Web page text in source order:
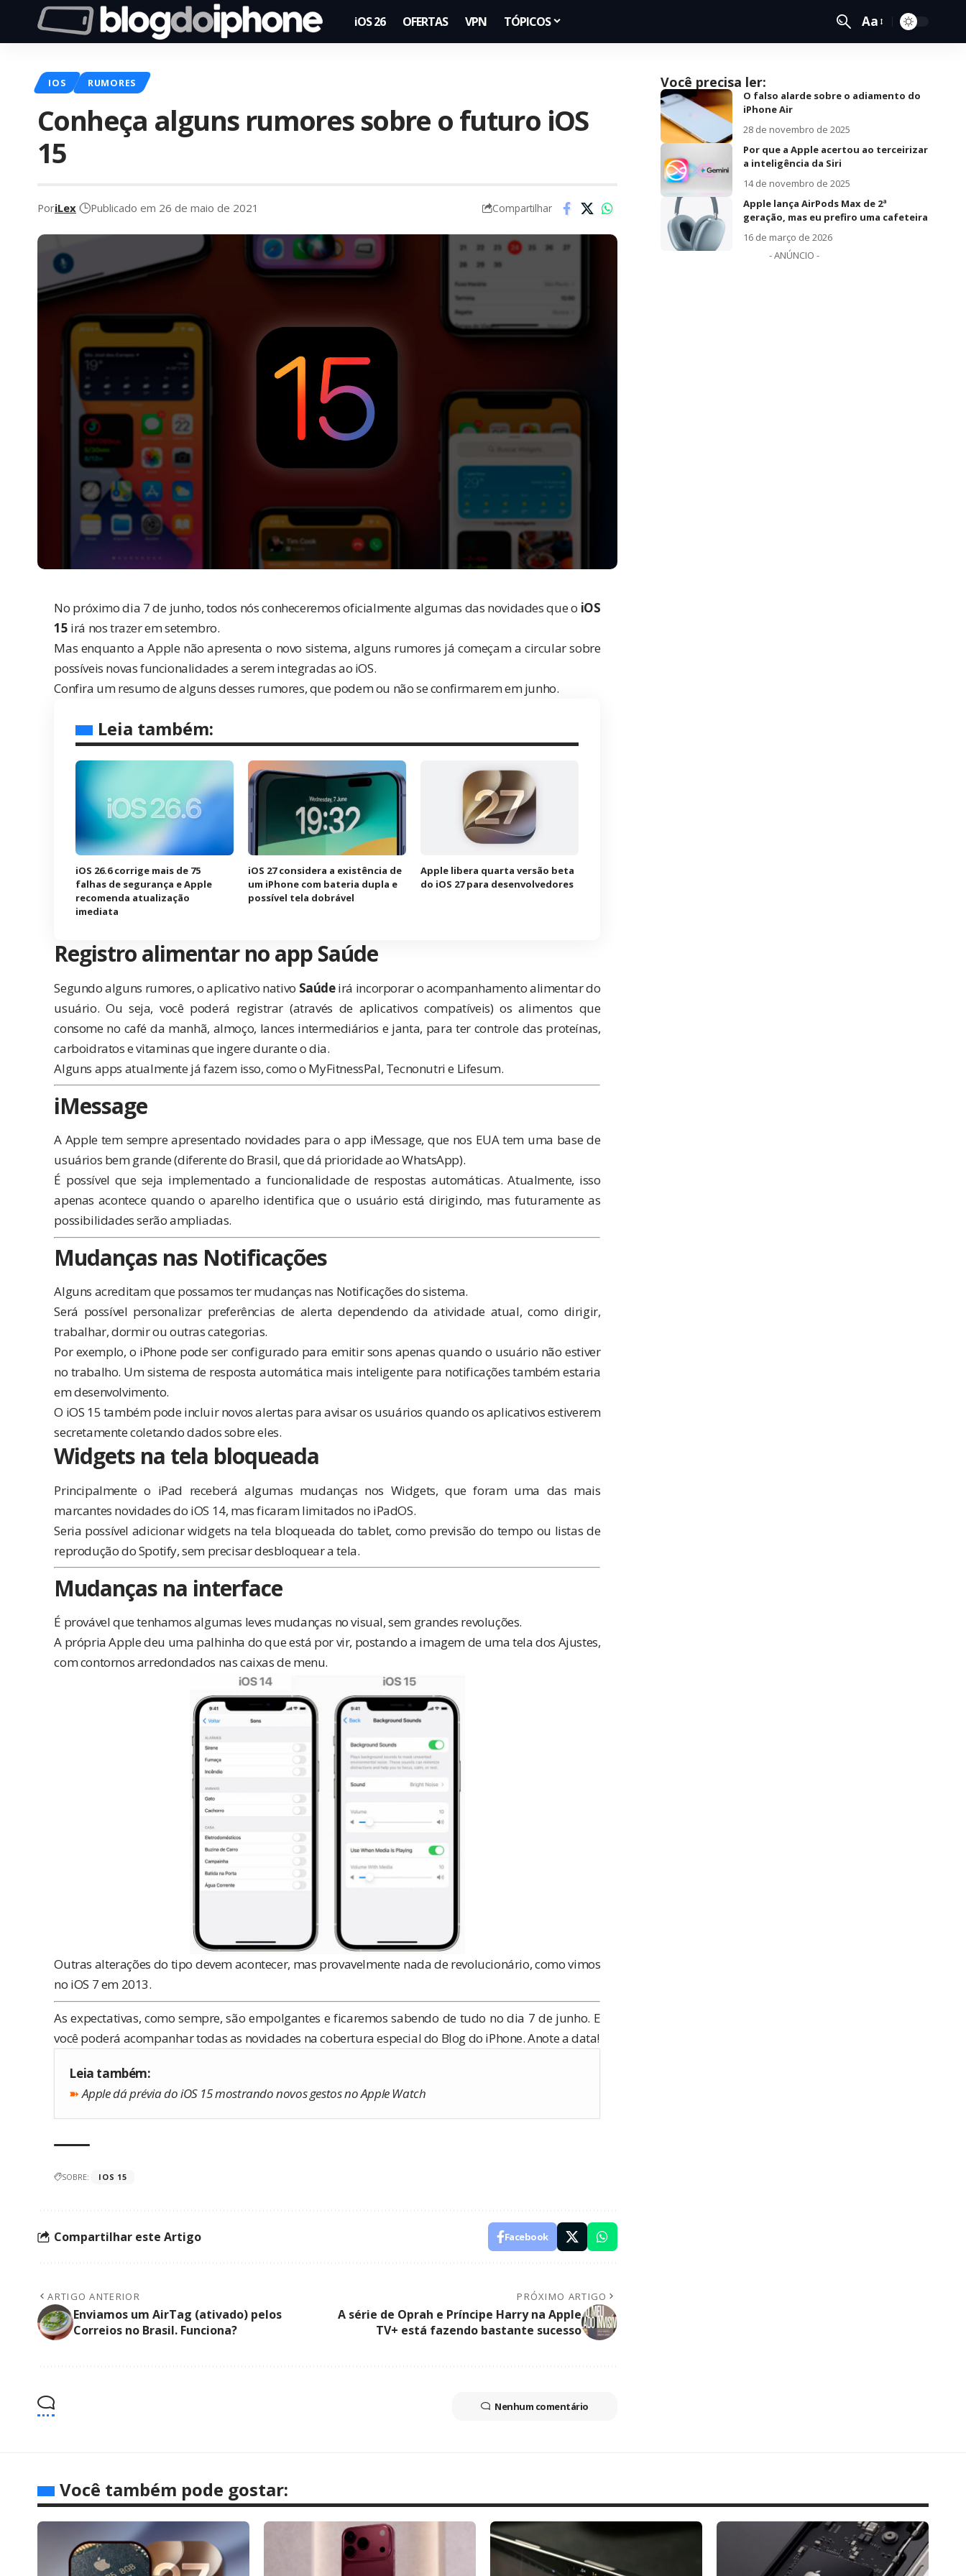
iOS 26 OFERTAS VPN TÓPICOS Aa
IOS RUMORES
Conheça alguns rumores sobre o futuro iOS
15
PoriLex Publicado em 26 de maio de 2021 Compartilhar
No próximo dia 7 de junho, todos nós conheceremos oficialmente algumas das novidades que o iOS
15 irá nos trazer em setembro.
Mas enquanto aApple não apresenta o novo sistema, alguns rumores já começam a circular sobre
possíveis novas funcionalidades a serem integradas ao iOS.
Confira um resumo de alguns desses rumores, que podem ou não se confirmarem em junho.
Leia também:
iOS 26.6 corrige mais de 75
falhas de segurança e Apple
recomenda atualização
imediata
iOS 27 considera a existência de
um iPhone com bateria dupla e
possível tela dobrável
Apple libera quarta versão beta
do iOS 27 para desenvolvedores
Registro alimentar no app Saúde
Segundo alguns rumores, o aplicativo nativo Saúdeirá incorporar o acompanhamento alimentar do
usuário. Ou seja, você poderá registrar (através de aplicativos compatíveis) os alimentos que
consome no café da manhã, almoço, lances intermediários e janta, para ter controle das proteínas,
carboidratos e vitaminas que ingere durante o dia.
Alguns apps atualmente já fazem isso, como o MyFitnessPal, Tecnonutrie Lifesum.
iMessage
A Apple tem sempre apresentado novidades para o app iMessage, que nos EUA tem uma base de
usuários bem grande (diferente do Brasil, que dá prioridade ao WhatsApp).
É possível que seja implementado a funcionalidade de respostas automáticas. Atualmente, isso
apenas acontece quando o aparelho identifica que o usuário está dirigindo, mas futuramente as
possibilidades serão ampliadas.
Mudanças nas Notificações
Alguns acreditam que possamos ter mudanças nas Notificações do sistema.
Será possível personalizar preferências de alerta dependendo da atividade atual, como dirigir,
trabalhar, dormir ou outras categorias.
Por exemplo, o iPhone pode ser configurado para emitir sons apenas quando o usuário não estiver
no trabalho. Um sistema de resposta automática mais inteligente para notificações também estaria
em desenvolvimento.
O iOS 15 também pode incluir novos alertas para avisar os usuários quando os aplicativos estiverem
secretamente coletando dados sobre eles.
Widgets na tela bloqueada
Principalmente o iPad receberá algumas mudanças nos Widgets, que foram uma das mais
marcantes novidades do iOS 14, mas ficaram limitados no iPadOS.
Seria possível adicionar widgets na tela bloqueada do tablet, como previsão do tempo ou listas de
reprodução do Spotify, sem precisar desbloquear a tela.
Mudanças na interface
É provável que tenhamos algumas leves mudanças no visual, sem grandes revoluções.
A própria Apple deu uma palhinha do que está por vir, postando a imagemde uma tela dos Ajustes,
com contornos arredondados nas caixas de menu.
Outras alterações do tipo devem acontecer, mas provavelmente nada de revolucionário, como vimos
no iOS 7 em 2013.
As expectativas, como sempre, são empolgantes e ficaremos sabendo de tudo no dia 7 de junho. E
você poderá acompanhar todas as novidades na cobertura especial do Blog do iPhone. Anote a data!
Leia também:
➽Apple dá prévia do iOS 15 mostrando novos gestos no Apple Watch
SOBRE: IOS 15
Compartilhar este Artigo Facebook
ARTIGO ANTERIOR
Enviamos um AirTag (ativado) pelos
Correios no Brasil. Funciona?
PRÓXIMO ARTIGO
A série de Oprah e Príncipe Harry na Apple
TV+ está fazendo bastante sucesso
Nenhum comentário
Você precisa ler:
O falso alarde sobre o adiamento do
iPhone Air
28 de novembro de 2025
Por que a Apple acertou ao terceirizar
a inteligência da Siri
14 de novembro de 2025
Apple lança AirPods Max de 2ª
geração, mas eu prefiro uma cafeteira
16 de março de 2026
- ANÚNCIO -
Você também pode gostar: